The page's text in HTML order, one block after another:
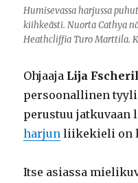
Humisevassa harjussa
kiihkeästi. Nuorta Cathya
Heathcliffia Turo Marttila.
Ohjaaja Lija
persoonallinen
perustuu
harjun liikekieli on
Itse asiassa